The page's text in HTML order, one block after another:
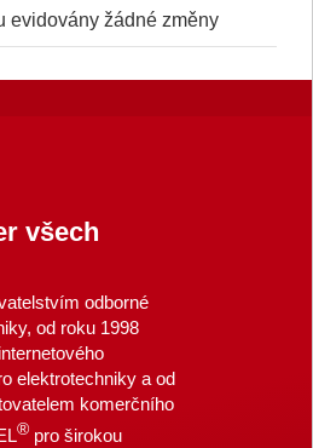
evidovány žádné změny
všech
odborné
od roku 1998
elektrotechniky a od
komerčního
®pro širokou